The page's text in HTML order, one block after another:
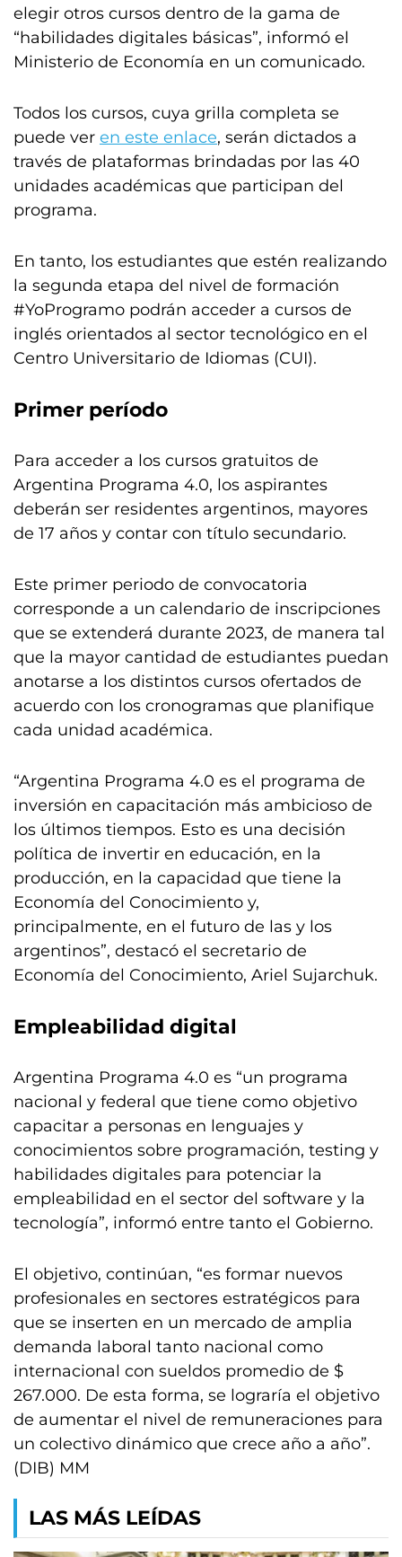
elegir otros cursos dentro de la gama de
“habilidades digitales básicas”, informó el
Ministerio de Economía en un comunicado.
Todos los cursos, cuya grilla completa se
puede ver en este enlace, serán dictados a
través de plataformas brindadas por las 40
unidades académicas que participan del
programa.
En tanto, los estudiantes que estén realizando
la segunda etapa del nivel de formación
#YoProgramo podrán acceder a cursos de
inglés orientados al sector tecnológico en el
Centro Universitario de Idiomas (CUI).
Primer período
Para acceder a los cursos gratuitos de
Argentina Programa 4.0, los aspirantes
deberán ser residentes argentinos, mayores
de 17 años y contar con título secundario.
Este primer periodo de convocatoria
corresponde a un calendario de inscripciones
que se extenderá durante 2023, de manera tal
que la mayor cantidad de estudiantes puedan
anotarse a los distintos cursos ofertados de
acuerdo con los cronogramas que planifique
cada unidad académica.
“Argentina Programa 4.0 es el programa de
inversión en capacitación más ambicioso de
los últimos tiempos. Esto es una decisión
política de invertir en educación, en la
producción, en la capacidad que tiene la
Economía del Conocimiento y,
principalmente, en el futuro de las y los
argentinos”, destacó el secretario de
Economía del Conocimiento, Ariel Sujarchuk.
Empleabilidad digital
Argentina Programa 4.0 es “un programa
nacional y federal que tiene como objetivo
capacitar a personas en lenguajes y
conocimientos sobre programación, testing y
habilidades digitales para potenciar la
empleabilidad en el sector del software y la
tecnología”, informó entre tanto el Gobierno.
El objetivo, continúan, “es formar nuevos
profesionales en sectores estratégicos para
que se inserten en un mercado de amplia
demanda laboral tanto nacional como
internacional con sueldos promedio de $
267.000. De esta forma, se lograría el objetivo
de aumentar el nivel de remuneraciones para
un colectivo dinámico que crece año a año”.
(DIB) MM
LAS MÁS LEÍDAS